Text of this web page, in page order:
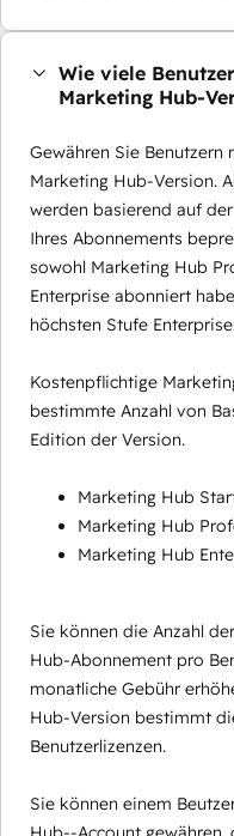
Wie viele
Marketing Hub-
Gewähren Sie
Marketing Hub-Version.
werden basierend auf
Ihres Abonnements
sowohl Marketing Hub
Enterprise abonniert
höchsten Stufe
Kostenpflichtige
bestimmte Anzahl von
Edition der Version.
Marketing Hub
Marketing Hub
Marketing Hub
Sie können die Anzahl
Hub-Abonnement pro
monatliche Gebühr
Hub-Version bestimmt
Benutzerlizenzen.
Sie können einem